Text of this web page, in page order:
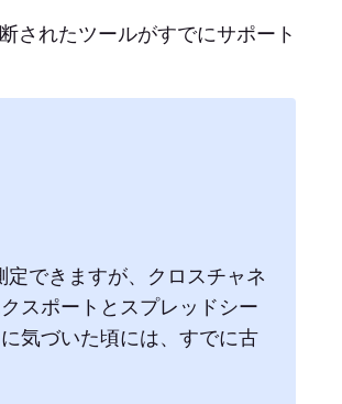
されたツールがすでにサポート
定できますが、クロスチャネ
スポートとスプレッドシー
気づいた頃には、すでに古